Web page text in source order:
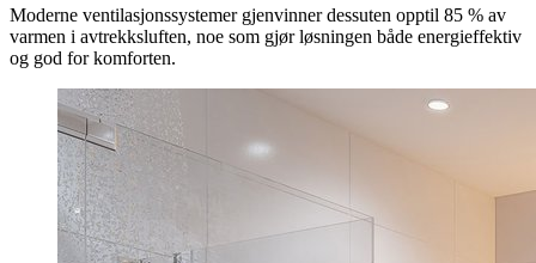
Moderne ventilasjonssystemer gjenvinner dessuten opptil 85 % av
varmen i avtrekksluften, noe som gjør løsningen både energieffektiv
og god for komforten.